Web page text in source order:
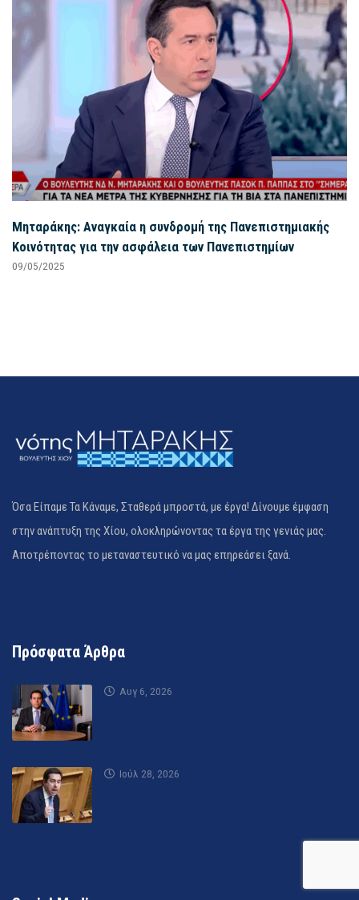
Μηταράκης: Αναγκαία η συνδρομή της Πανεπιστημιακής
Κοινότητας για την ασφάλεια των Πανεπιστημίων
09/05/2025
Όσα Είπαμε Τα Κάναμε, Σταθερά μπροστά, με έργα! Δίνουμε έμφαση
στην ανάπτυξη της Χίου, ολοκληρώνοντας τα έργα της γενιάς μας.
Αποτρέποντας το μεταναστευτικό να μας επηρεάσει ξανά.
Πρόσφατα Άρθρα
Αυγ 6, 2026
Ιούλ 28, 2026